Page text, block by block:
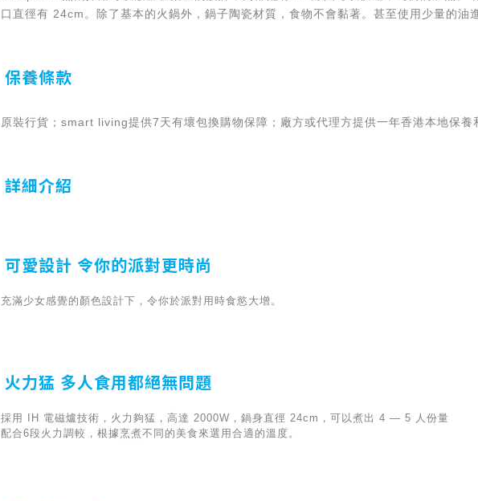
口直徑有 24cm。除了基本的火鍋外，鍋子陶瓷材質，食物不會黏著。甚至使用少量的油
保養條款
原裝行貨；smart living提供7天有壞包換購物保障；廠方或代理方提供一年香港本地保養
詳細介紹
可愛設計 令你的派對更時尚
充滿少女感覺的顏色設計下，令你於派對用時食慾大增。
火力猛 多人食用都絕無問題
採用 IH 電磁爐技術，火力夠猛，高達 2000W，鍋身直徑 24cm，可以煮出 4 — 5 人份量
配合6段火力調較，根據烹煮不同的美食來選用合適的溫度。